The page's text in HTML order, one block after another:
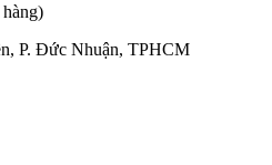
P. Đức Nhuận, TPHCM